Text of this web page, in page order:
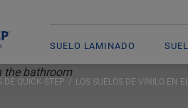
SUELO LAMINADO
DE QUICK-STEP LOS SUELOS DE VINILO EN